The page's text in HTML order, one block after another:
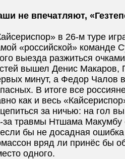
не впечатляют,
в 26-м туре
«российской» команде
выезда разжиться
вышел Денис Макаров,
минут, а Федор Чалов
В итоге все
как и весь
за ничью: на гол
за травмы Нтшама Макумбу
бы не досадная
вряд ли принёс бы
одного.